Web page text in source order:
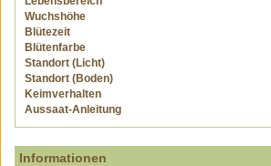
Wuchshöhe
Blütezeit
Blütenfarbe
Standort (Licht)
Standort (Boden)
Keimverhalten
Aussaat-Anleitung
Informationen